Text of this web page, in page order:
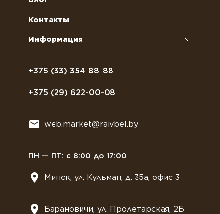
+375 (33) 354-88-88
+375 (29) 622-00-08
web.market@raivbel.by
ПН — ПТ: с 8:00 до 17:00
Минск, ул. Кульман, д. 35а, офис 3
Барановичи, ул. Пролетарская, 2Б
Курсы бариста
Условия доставки
Контакты
Информация
Договор оферты